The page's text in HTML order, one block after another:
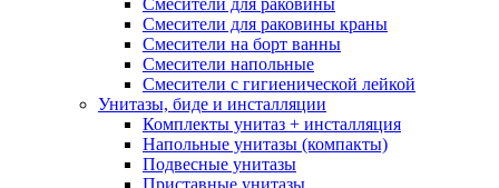
Смесители для раковины
Смесители для раковины краны
Смесители на борт ванны
Смесители напольные
Смесители с гигиенической лейкой
Унитазы, биде и инсталляции
Комплекты унитаз + инсталляция
Напольные унитазы (компакты)
Подвесные унитазы
Приставные унитазы